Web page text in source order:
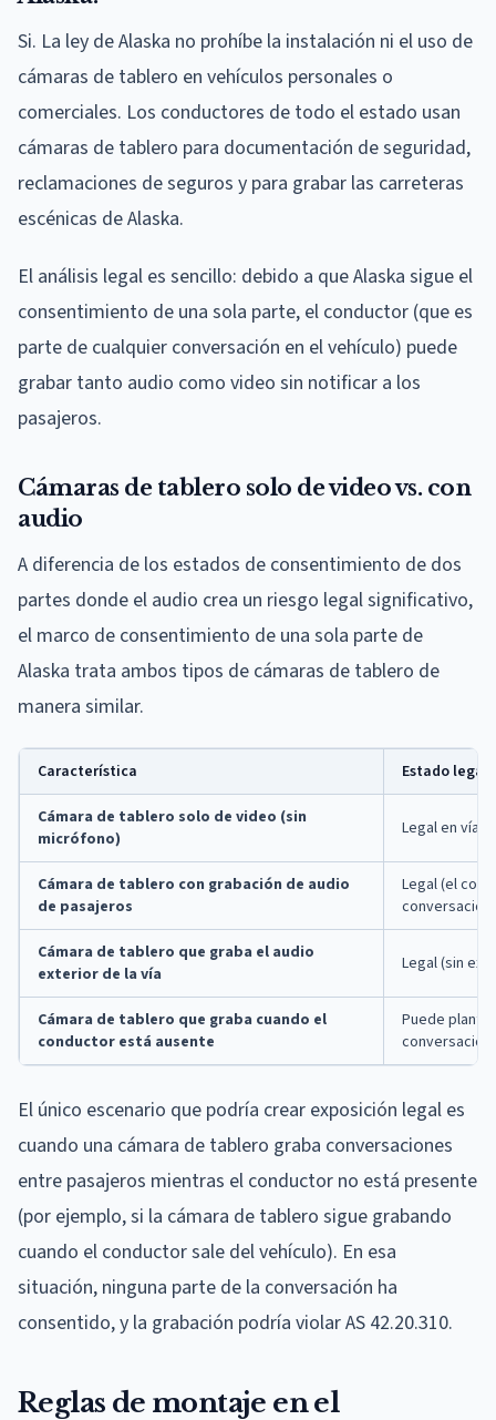
Si. La ley de Alaska no prohíbe la instalación ni el uso de
cámaras de tablero en vehículos personales o
comerciales. Los conductores de todo el estado usan
cámaras de tablero para documentación de seguridad,
reclamaciones de seguros y para grabar las carreteras
escénicas de Alaska.
El análisis legal es sencillo: debido a que Alaska sigue el
consentimiento de una sola parte, el conductor (que es
parte de cualquier conversación en el vehículo) puede
grabar tanto audio como video sin notificar a los
pasajeros.
Cámaras de tablero solo de video vs. con
audio
A diferencia de los estados de consentimiento de dos
partes donde el audio crea un riesgo legal significativo,
el marco de consentimiento de una sola parte de
Alaska trata ambos tipos de cámaras de tablero de
manera similar.
Característica Estado legal
Cámara de tablero solo de video (sin
micrófono)
Legal en vías
Cámara de tablero con grabación de audio
de pasajeros
Legal (el
conversación)
Cámara de tablero que graba el audio
exterior de la vía
Legal (sin
Cámara de tablero que graba cuando el
conductor está ausente
Puede
El único escenario que podría crear exposición legal es
cuando una cámara de tablero graba conversaciones
entre pasajeros mientras el conductor no está presente
(por ejemplo, si la cámara de tablero sigue grabando
cuando el conductor sale del vehículo). En esa
situación, ninguna parte de la conversación ha
consentido, y la grabación podría violar AS 42.20.310.
Reglas de montaje en el